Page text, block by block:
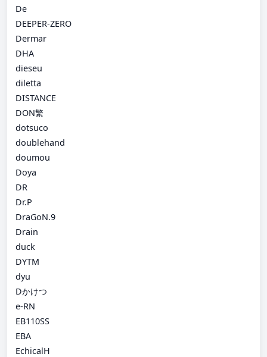
De
DEEPER-ZERO
Dermar
DHA
dieseu
diletta
DISTANCE
DON繁
dotsuco
doublehand
doumou
Doya
DR
Dr.P
DraGoN.9
Drain
duck
DYTM
dyu
Dかけつ
e-RN
EB110SS
EBA
EchicalH